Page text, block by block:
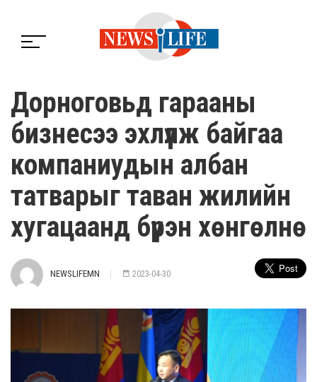
Дорноговьд гарааны
бизнесээ эхлүүлж байгаа
компаниудын албан
татварыг таван жилийн
хугацаанд бүрэн хөнгөлнө
NEWSLIFEMN 2023-04-30